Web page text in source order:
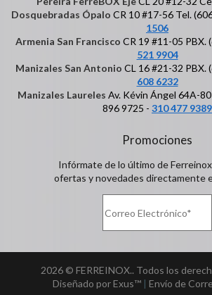
Dosquebradas Ópalo CR 10 #17-56 Tel.
1506
Armenia San Francisco CR 19 #11-05 PBX.
521 9904
Manizales San Antonio CL 16 #21-32 PBX.
608 6232
Manizales Laureles Av. Kévin Ángel 64A-
896 9725 - 310 477 9389
Promociones
Infórmate de lo último de
ofertas y novedades directamente
2026 © FERREINOX.. Todos los
Diseñado por Exus™ | Envío de